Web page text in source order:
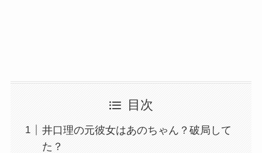
目次
井口理の元彼女はあのちゃん？破局して
た？